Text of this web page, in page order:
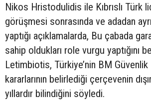
Nikos Hristodulidis ile Kıbrıslı Türk
görüşmesi sonrasında ve adadan
yaptığı açıklamalarda, Bu çabada
sahip oldukları role vurgu yaptığını
Letimbiotis, Türkiye’nin BM Güvenlik
kararlarının belirlediği çerçevenin
yıllardır bilindiğini söyledi.